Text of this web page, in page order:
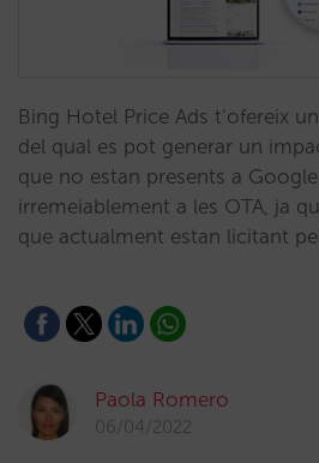
Bing Hotel Price Ads t’ofereix
del qual es pot generar un
que no estan presents a
irremeiablement a les OTA, ja
que actualment estan licitant
Paola Romero
06/04/2022